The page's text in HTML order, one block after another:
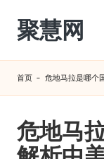
Skip
content
聚慧网
首页 - 危地马拉是哪个
危地马